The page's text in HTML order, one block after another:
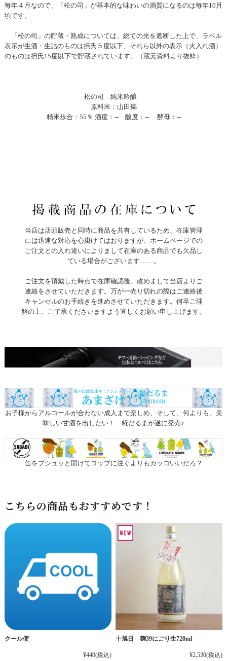
毎年４月なので、「松の司」が基本的な味わいの酒質になるのは毎年10月
頃です。
「松の司」の貯蔵・熟成については、総ての光を遮断した上で、ラベル
表示が生酒・生詰のものは摂氏５度以下、それら以外の表示（火入れ酒）
のものは摂氏15度以下で貯蔵されています。（蔵元資料より抜粋）
松の司 純米吟醸
原料米：山田錦
精米歩合：55％ 酒度：-- 酸度：-- 酵母：--
当店は店頭販売と同時に商品を共有しているため、在庫管理
には迅速な対応を心掛けてはおりますが、ホームページでの
ご注文との入れ違いによりまして在庫のある商品でも欠品し
ている場合がございます.........。
ご注文を頂戴した時点で在庫確認後、改めまして当店よりご
連絡をさせていただきます。万が一売り切れの際はご連絡後
キャンセルのお手続きを進めさせていただきます。何卒ご理
解の上、ご了承くださいますよう宜しくお願い申し上げます。
お子様からアルコールが合わない成人まで楽しめ、そして、何よりも、美
味しい甘酒を出したい！ 糀だるまが遂に発売♪
缶をプシュッと開けてコップに注ぐよりもカッコいいだろ？
こちらの商品もおすすめです！
クール便
¥440(税込)
十旭日 麹39にごり生720ml
¥2,530(税込)